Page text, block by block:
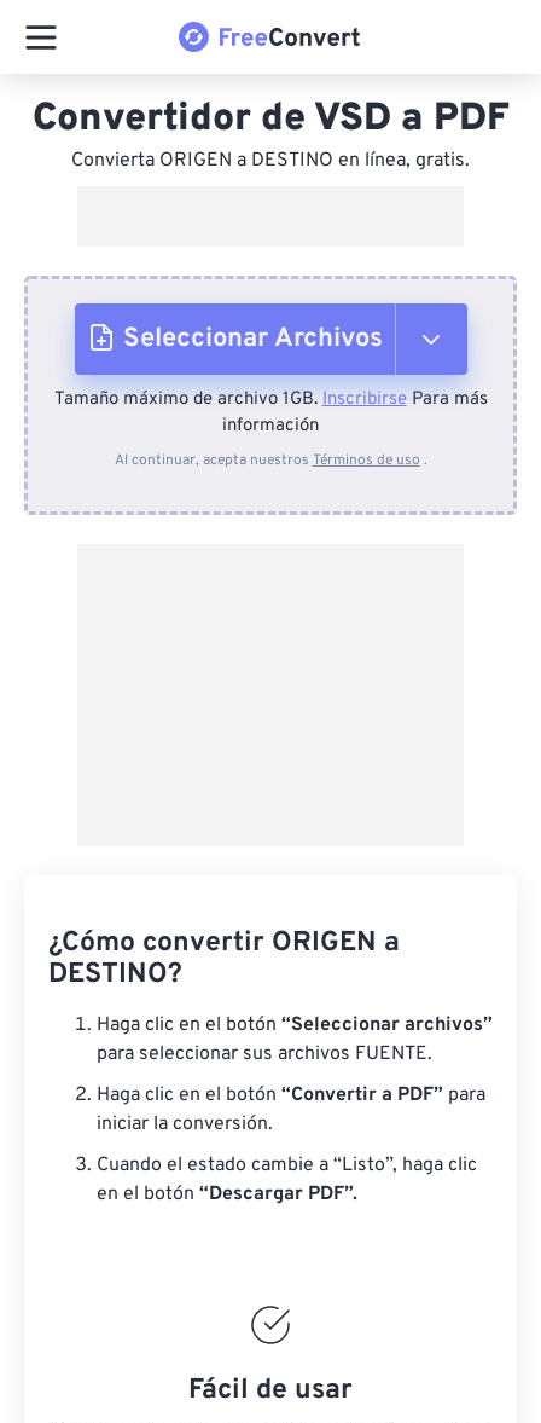
Convertidor de VSD a PDF
Convierta ORIGEN a DESTINO en línea, gratis.
Seleccionar Archivos
Desde el dispositivo
Tamaño máximo de archivo 1GB.InscribirsePara más
información
Al continuar, acepta nuestros Términos de uso .
¿Cómo convertir ORIGEN a
DESTINO?
Haga clic en el botón “Seleccionar archivos”
para seleccionar sus archivos FUENTE.
Haga clic en el botón “Convertir a PDF” para
iniciar la conversión.
Cuando el estado cambie a “Listo”, haga clic
en el botón “Descargar PDF”.
Fácil de usar